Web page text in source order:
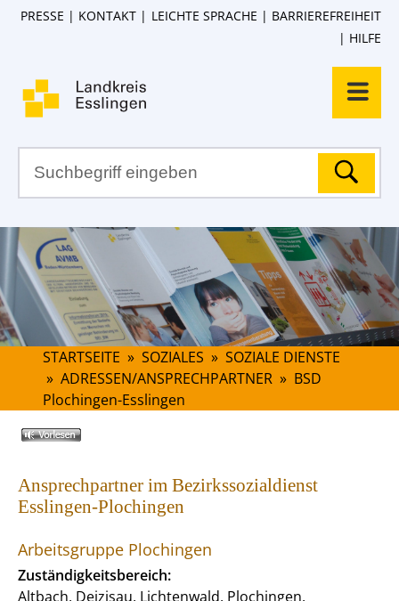
PRESSE KONTAKT LEICHTE SPRACHE
BARRIEREFREIHEIT
HILFE
STARTSEITE » SOZIALES » SOZIALE DIENSTE
» ADRESSEN/ANSPRECHPARTNER » BSD
Plochingen-Esslingen
Ansprechpartner im Bezirkssozialdienst
Esslingen-Plochingen
Arbeitsgruppe Plochingen
Zuständigkeitsbereich:
Altbach, Deizisau, Lichtenwald, Plochingen,